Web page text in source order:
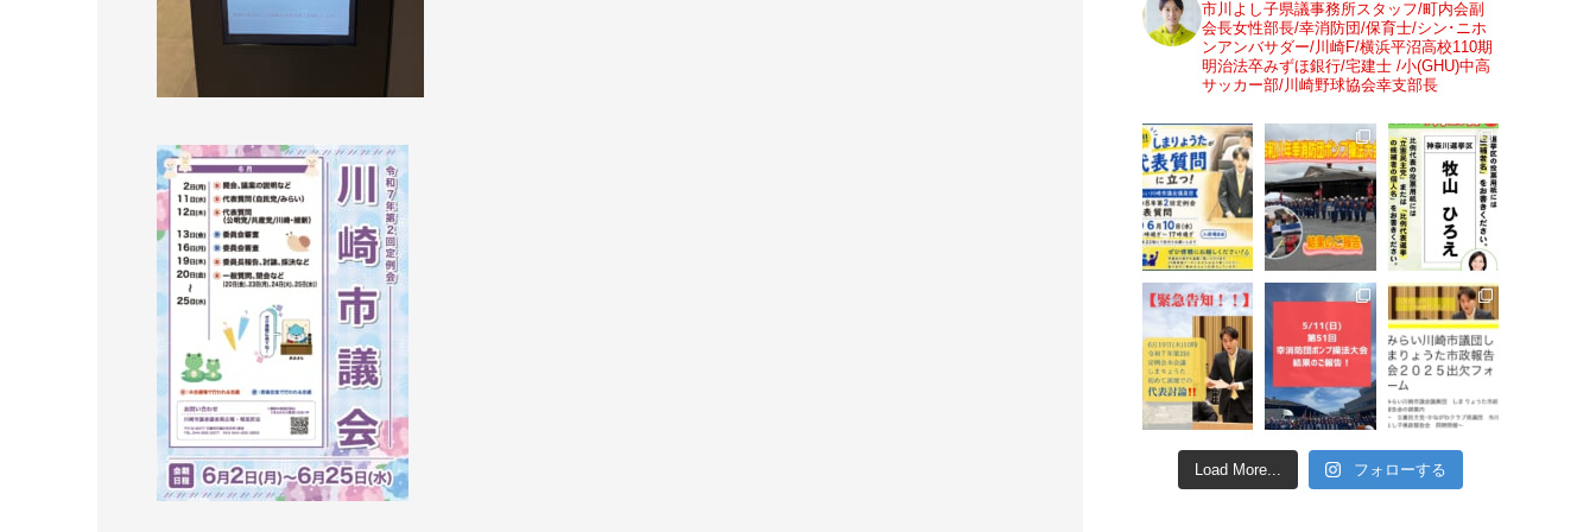
市川よし子県議事務所スタッフ/町内会副
会長女性部長/幸消防団/保育士/シン･ニホ
ンアンバサダー/川崎F/横浜平沼高校110期
明治法卒みずほ銀行/宅建士 /小(GHU)中高
サッカー部/川崎野球協会幸支部長
Load More... フォローする